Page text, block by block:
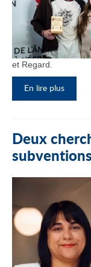
et Regard.
En lire plus
Deux